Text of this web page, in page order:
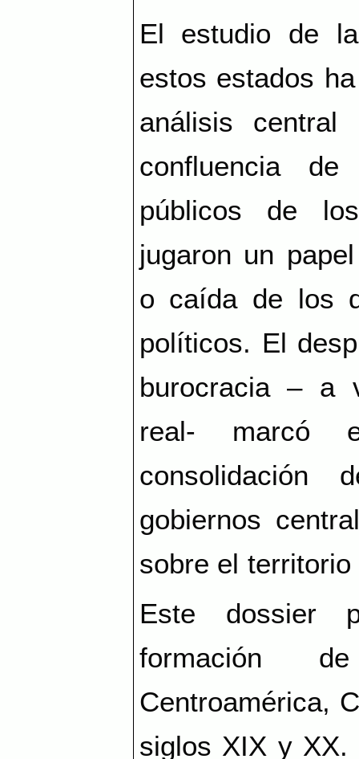
El estudio de
estos estados
análisis
confluencia
públicos de
jugaron un
o caída de los
políticos. El
burocracia – a
real- marcó
gobiernos
sobre el
Este dossier
formación
Centroamérica,
siglos XIX y XX.